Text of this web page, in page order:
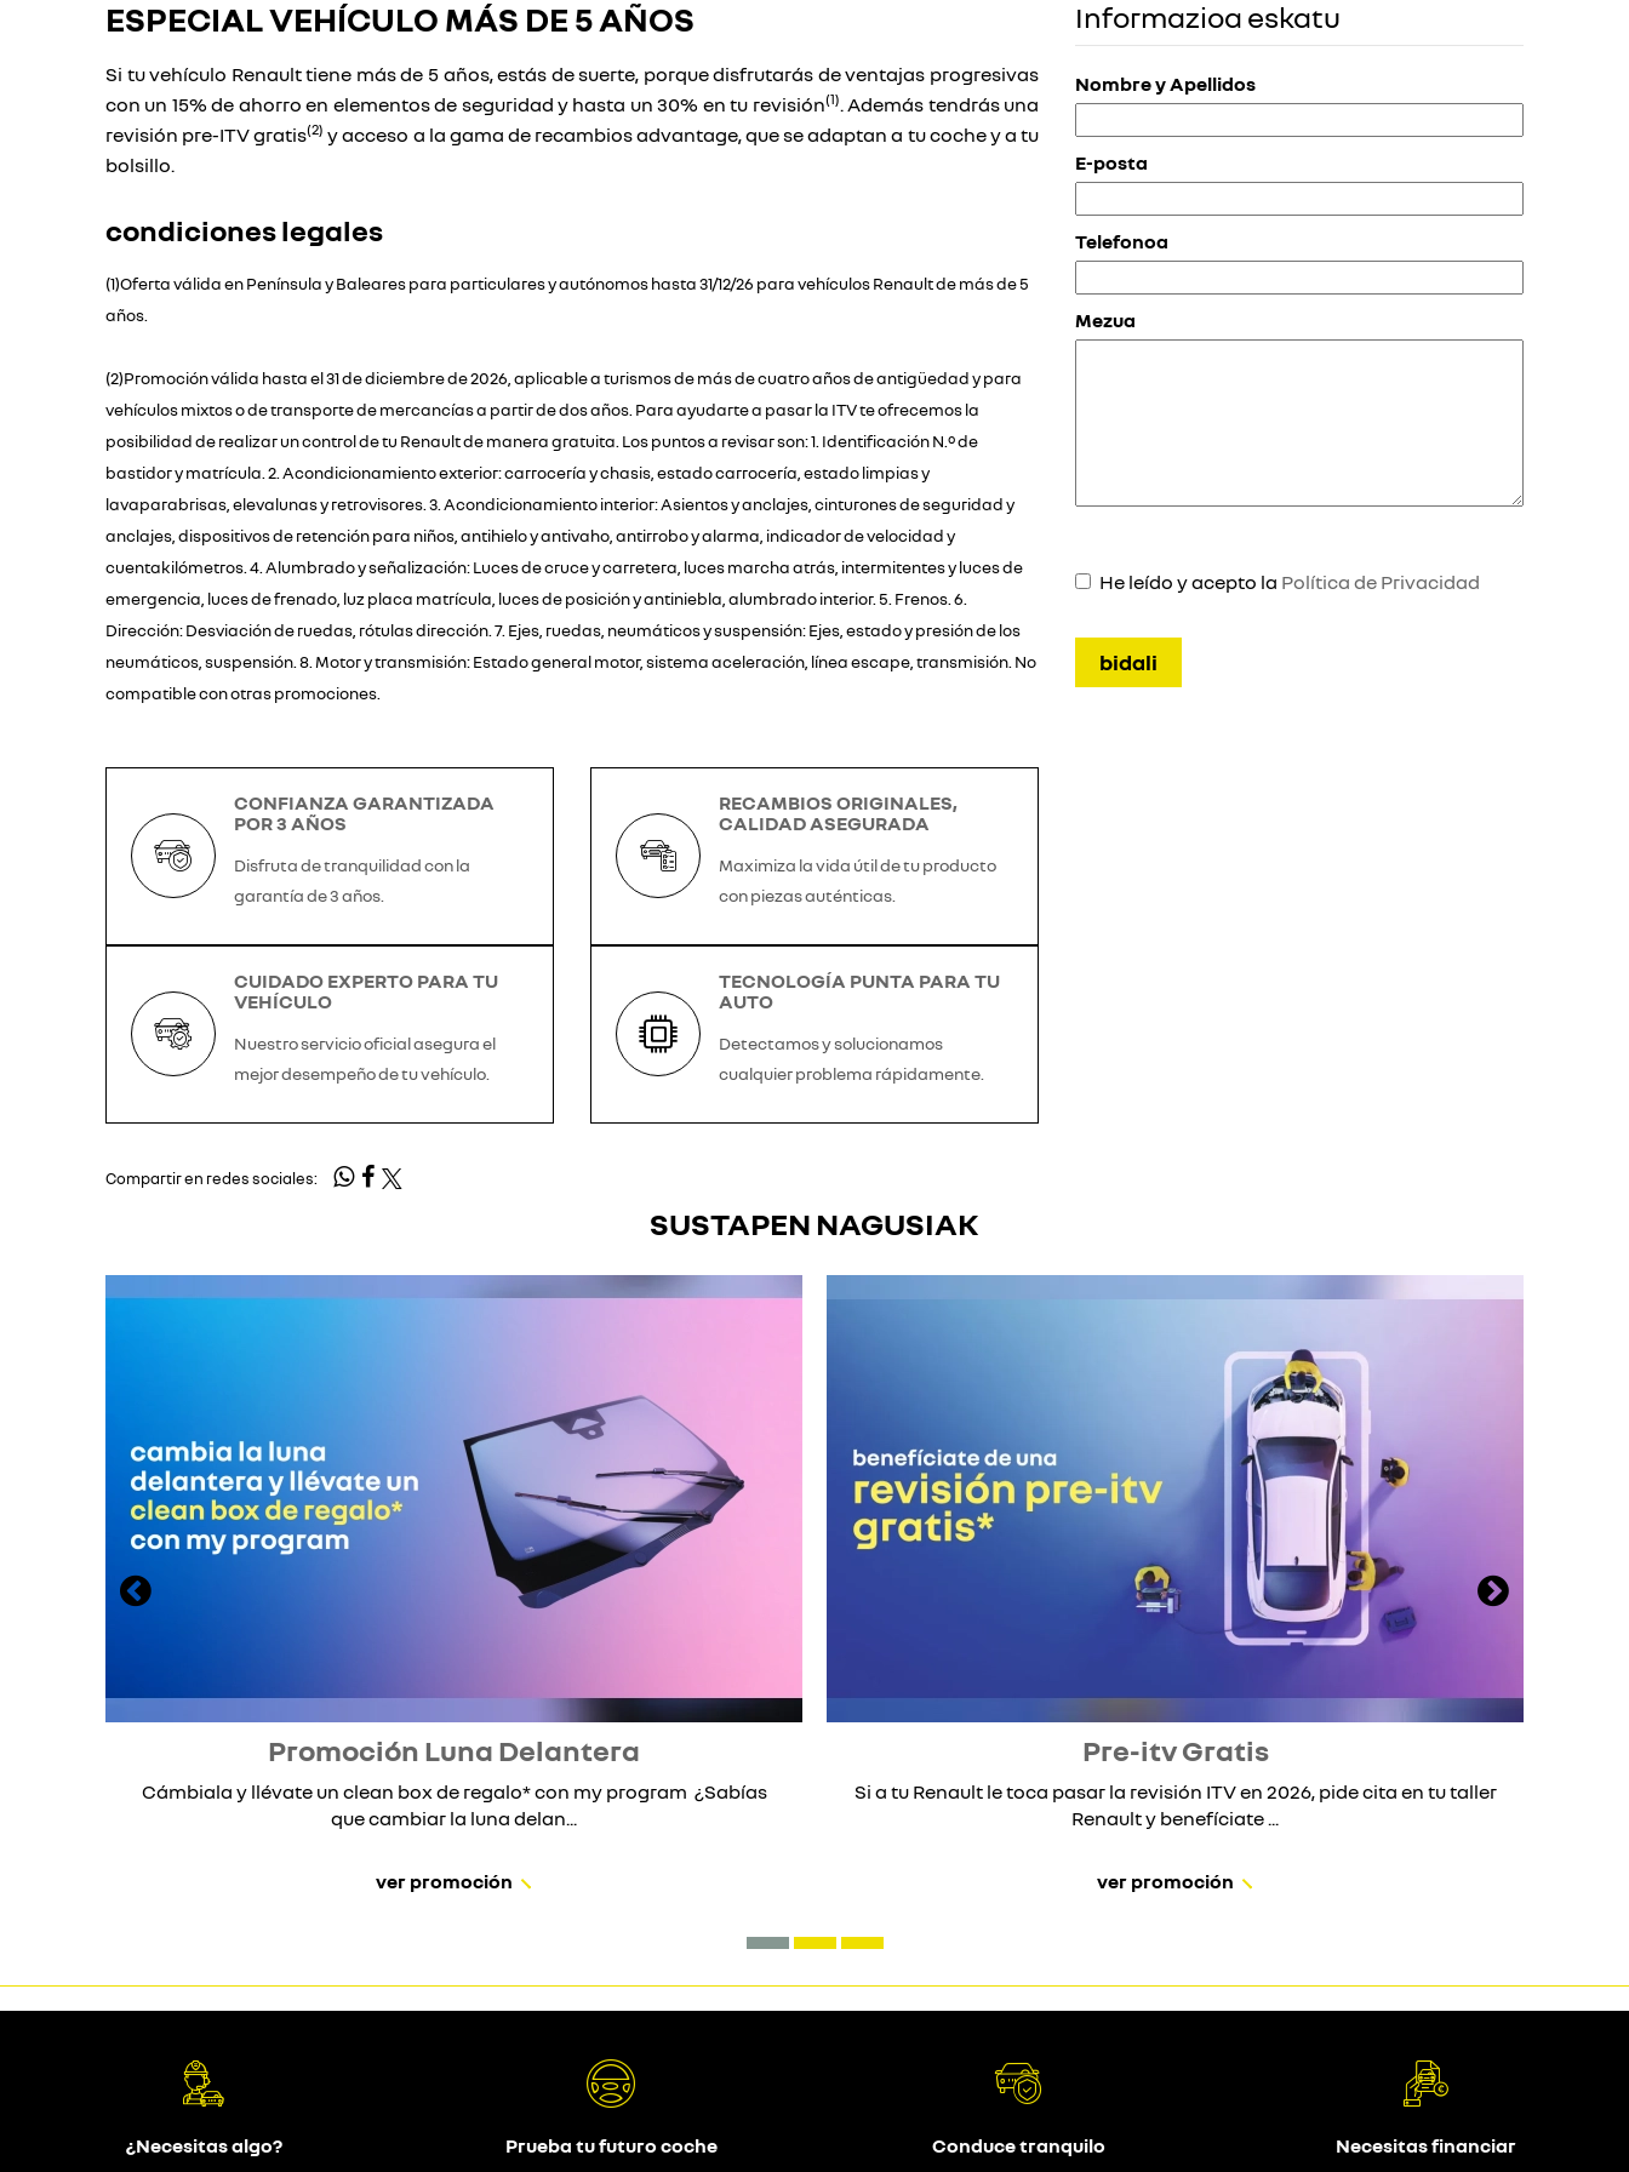
ESPECIAL VEHÍCULO MÁS DE 5 AÑOS
Si tu vehículo Renault tiene más de 5 años, estás de suerte, porque disfrutarás de ventajas progresivas
con un 15% de ahorro en elementos de seguridad y hasta un 30% en tu revisión(1). Además tendrás una
revisión pre-ITV gratis(2) y acceso a la gama de recambios advantage, que se adaptan a tu coche y a tu
bolsillo.
condiciones legales
(1)Oferta válida en Península y Baleares para particulares y autónomos hasta 31/12/26 para vehículos Renault de más de 5
años.
(2)Promoción válida hasta el 31 de diciembre de 2026, aplicable a turismos de más de cuatro años de antigüedad y para
vehículos mixtos o de transporte de mercancías a partir de dos años. Para ayudarte a pasar la ITV te ofrecemos la
posibilidad de realizar un control de tu Renault de manera gratuita. Los puntos a revisar son: 1. Identificación N.º de
bastidor y matrícula. 2. Acondicionamiento exterior: carrocería y chasis, estado carrocería, estado limpias y
lavaparabrisas, elevalunas y retrovisores. 3. Acondicionamiento interior: Asientos y anclajes, cinturones de seguridad y
anclajes, dispositivos de retención para niños, antihielo y antivaho, antirrobo y alarma, indicador de velocidad y
cuentakilómetros. 4. Alumbrado y señalización: Luces de cruce y carretera, luces marcha atrás, intermitentes y luces de
emergencia, luces de frenado, luz placa matrícula, luces de posición y antiniebla, alumbrado interior. 5. Frenos. 6.
Dirección: Desviación de ruedas, rótulas dirección. 7. Ejes, ruedas, neumáticos y suspensión: Ejes, estado y presión de los
neumáticos, suspensión. 8. Motor y transmisión: Estado general motor, sistema aceleración, línea escape, transmisión. No
compatible con otras promociones.
CONFIANZA GARANTIZADA
POR 3 AÑOS
Disfruta de tranquilidad con la
garantía de 3 años.
RECAMBIOS ORIGINALES,
CALIDAD ASEGURADA
Maximiza la vida útil de tu producto
con piezas auténticas.
CUIDADO EXPERTO PARA TU
VEHÍCULO
Nuestro servicio oficial asegura el
mejor desempeño de tu vehículo.
TECNOLOGÍA PUNTA PARA TU
AUTO
Detectamos y solucionamos
cualquier problema rápidamente.
Compartir en redes sociales:
Informazioa eskatu
Nombre y Apellidos
E-posta
Telefonoa
Mezua
He leído y acepto la Política de Privacidad
SUSTAPEN NAGUSIAK
Promoción Luna Delantera
Cámbiala y llévate un clean box de regalo* con my program ¿Sabías
que cambiar la luna delan...
ver promoción
Pre-itv Gratis
Si a tu Renault le toca pasar la revisión ITV en 2026, pide cita en tu taller
Renault y benefíciate ...
ver promoción
¿Necesitas algo?
Prueba tu futuro coche
Conduce tranquilo
Necesitas financiar